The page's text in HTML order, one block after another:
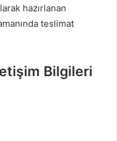
hazırlanan
teslimat
Bilgileri